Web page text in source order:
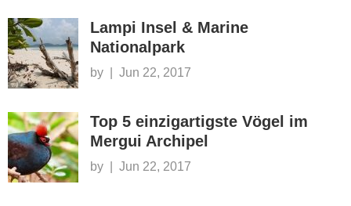
Lampi Insel & Marine
Nationalpark
by Jun 22, 2017
Top 5 einzigartigste Vögel im
Mergui Archipel
by Jun 22, 2017